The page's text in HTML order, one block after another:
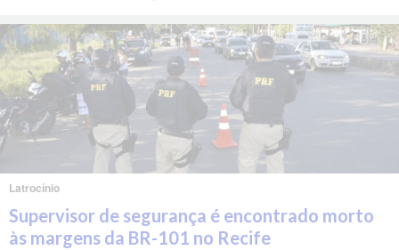
Latrocínio
Supervisor de segurança é encontrado morto
às margens da BR-101 no Recife